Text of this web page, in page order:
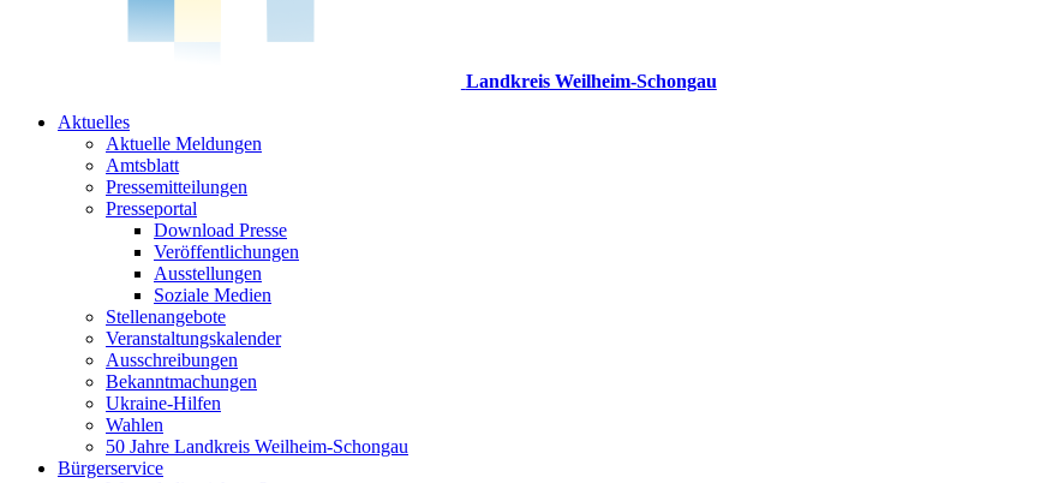
Landkreis Weilheim-Schongau
Aktuelles
Aktuelle Meldungen
Amtsblatt
Pressemitteilungen
Presseportal
Download Presse
Veröffentlichungen
Ausstellungen
Soziale Medien
Stellenangebote
Veranstaltungskalender
Ausschreibungen
Bekanntmachungen
Ukraine-Hilfen
Wahlen
50 Jahre Landkreis Weilheim-Schongau
Bürgerservice